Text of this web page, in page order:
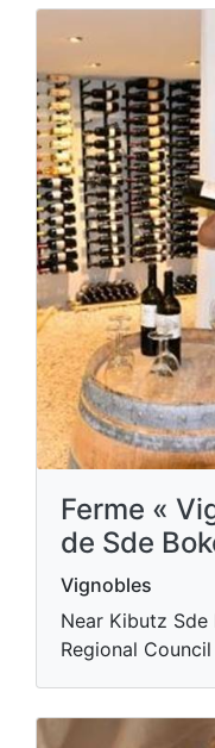
Ferme «
de Sde
Vignobles
Near Kibutz Sde
Regional Council